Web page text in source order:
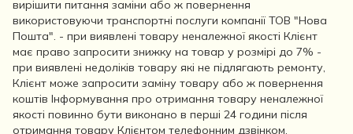
вирішити питання заміни або ж повернення
використовуючи транспортні послуги компанії ТОВ "Нова
Пошта". - при виявлені товару неналежної якості Клієнт
має право запросити знижку на товар у розмірі до 7% -
при виявлені недоліків товару які не підлягають ремонту,
Клієнт може запросити заміну товару або ж повернення
коштів Інформування про отримання товару неналежної
якості повинно бути виконано в перші 24 години після
отримання товару Клієнтом телефонним дзвінком,